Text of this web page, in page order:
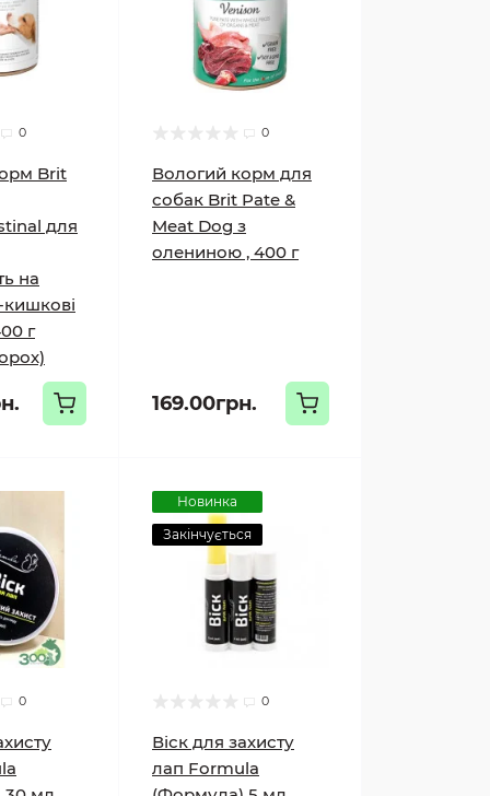
0
Brit
для
на
г
0
Вологий корм для
собак Brit Pate &
Meat Dog з
олениною , 400 г
169.00грн.
0
Новинка
Закінчується
0
Віск для захисту
лап Formula